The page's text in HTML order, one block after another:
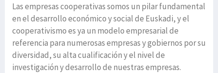
Las empresas cooperativas somos un pilar fundamental
en el desarrollo económico y social de Euskadi, y el
cooperativismo es ya un modelo empresarial de
referencia para numerosas empresas y gobiernos por su
diversidad, su alta cualificación y el nivel de
investigación y desarrollo de nuestras empresas.